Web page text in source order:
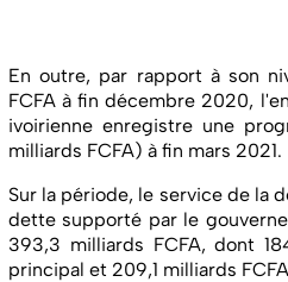
En outre, par rapport à son
FCFA à fin décembre 2020,
ivoirienne enregistre une
milliards FCFA) à fin mars 2021.
Sur la période, le service de la
dette supporté par le
393,3 milliards FCFA, dont
principal et 209,1 milliards